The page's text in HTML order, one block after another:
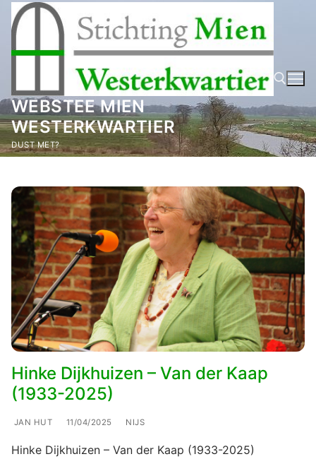
naar
inhoud
WEBSTEE MIEN
WESTERKWARTIER
DUST MET? Zoeken naar:
Hinke Dijkhuizen – Van der Kaap
(1933-2025)
JAN HUT 11/04/2025 NIJS
Hinke Dijkhuizen – Van der Kaap (1933-2025)